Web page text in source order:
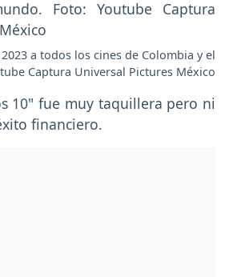
a todos los cines de Colombia y el
Captura Universal Pictures México
10" fue muy taquillera pero ni
financiero.